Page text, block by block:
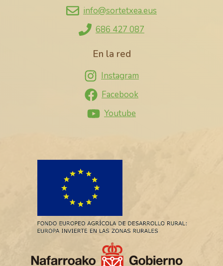
info@sortetxea.eus
686 427 087
En la red
Instagram
Facebook
Youtube